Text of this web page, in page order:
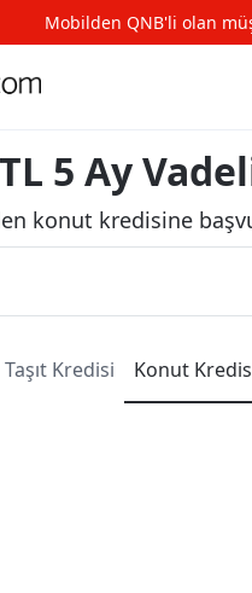
Mobilden QNB'li olan
5 Ay
konut kredisine
Taşıt Kredisi Konut